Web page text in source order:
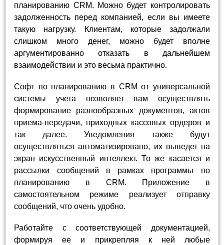
планированию CRM. Можно будет контролировать
задолженность перед компанией, если вы имеете
такую нагрузку. Клиентам, которые задолжали
слишком много денег, можно будет вполне
аргументированно отказать в дальнейшем
взаимодействии и это весьма практично.
Софт по планированию в CRM от универсальной
системы учета позволяет вам осуществлять
формирование разнообразных документов, актов
приема-передачи, приходных кассовых ордеров и
так далее. Уведомления также будут
осуществляться автоматизировано, их выведет на
экран искусственный интеллект. То же касается и
рассылки сообщений в рамках программы по
планированию в CRM. Приложение в
самостоятельном режиме реализует отправку
сообщений, что очень удобно.
Работайте с соответствующей документацией,
формируя ее и прикрепляя к ней любые